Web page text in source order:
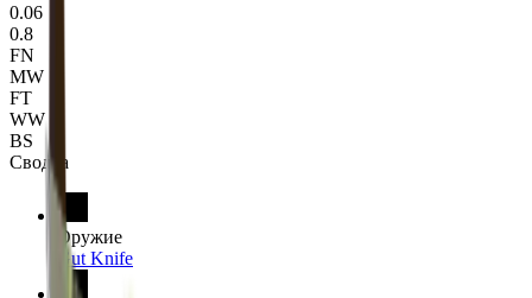
0.06
0.8
FN
MW
FT
WW
BS
Сводка
Оружие
Gut Knife